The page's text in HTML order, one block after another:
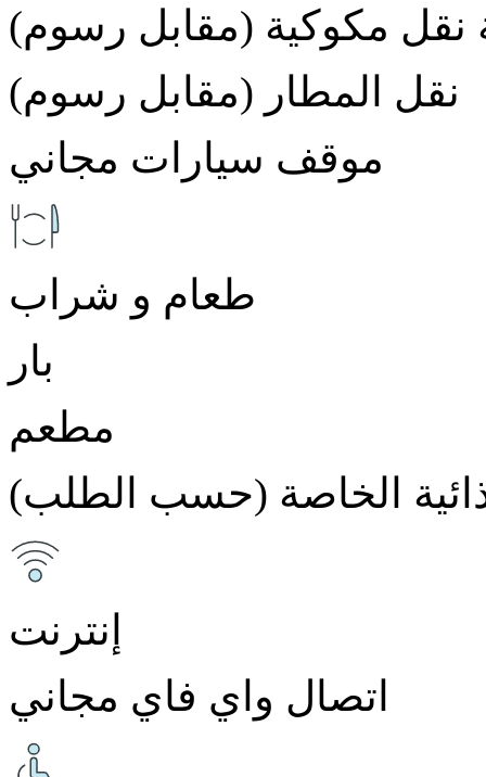
نقل مكوكية (مقابل رسوم)
نقل المطار (مقابل رسوم)
موقف سيارات مجاني
طعام و شراب
بار
مطعم
الخاصة (حسب الطلب)
إنترنت
اتصال واي فاي مجاني